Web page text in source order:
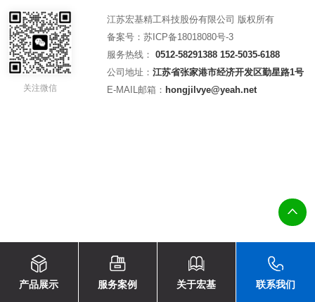
关注微信
江苏宏基精工科技股份有限公司 版权所有
备案号： 苏ICP备18018080号-3
服务热线： 0512-58291388 152-5035-6188
公司地址： 江苏省张家港市经济开发区勤星路1号
E-MAIL邮箱： hongjilvye@yeah.net
产品展示 服务案例 关于宏基 联系我们